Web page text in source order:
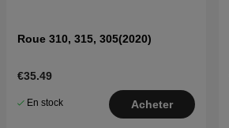
Roue 310, 315, 305(2020)
€35.49
En stock Acheter